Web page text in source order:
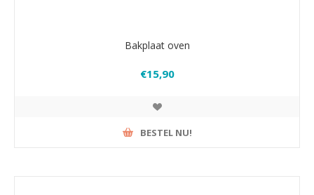
Bakplaat oven
€15,90
BESTEL NU!